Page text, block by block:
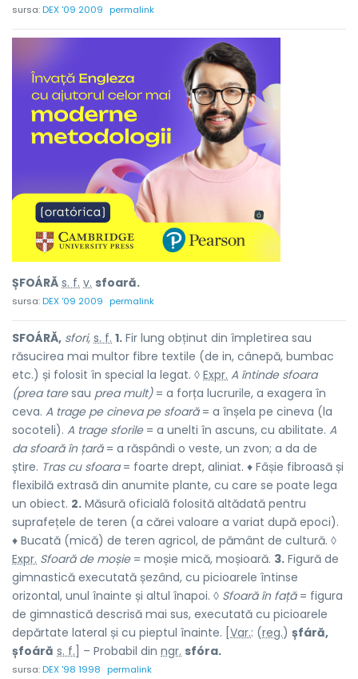
sursa:DEX '09 2009 permalink
ȘFOÁRĂ s. f. v. sfoară.
sursa:DEX '09 2009 permalink
SFOÁRĂ, sfori, s. f. 1. Fir lung obținut din împletirea sau
răsucirea mai multor fibre textile (de in, cânepă, bumbac
etc.) și folosit în special la legat. ◊ Expr. A întinde sfoara
(prea taresau prea mult)= a forța lucrurile, a exagera în
ceva. A trage pe cineva pe sfoară= a înșela pe cineva (la
socoteli). A trage sforile= a unelti în ascuns, cu abilitate. A
da sfoară în țară= a răspândi o veste, un zvon; a da de
știre. Tras cu sfoara= foarte drept, aliniat. ♦ Fâșie fibroasă și
flexibilă extrasă din anumite plante, cu care se poate lega
un obiect. 2. Măsură oficială folosită altădată pentru
suprafețele de teren (a cărei valoare a variat după epoci).
♦ Bucată (mică) de teren agricol, de pământ de cultură. ◊
Expr. Sfoară de moșie= moșie mică, moșioară. 3. Figură de
gimnastică executată șezând, cu picioarele întinse
orizontal, unul înainte și altul înapoi. ◊ Sfoară în față= figura
de gimnastică descrisă mai sus, executată cu picioarele
depărtate lateral și cu pieptul înainte. [ Var.: (reg.) șfáră,
șfoáră s. f. ] – Probabil din ngr. sfóra.
sursa:DEX '98 1998 permalink